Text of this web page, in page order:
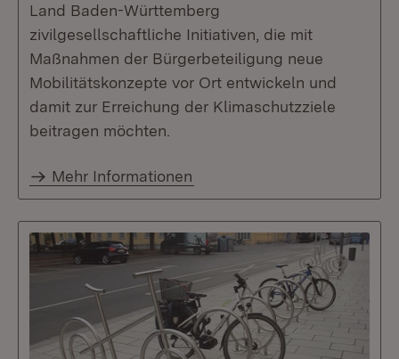
Land Baden-Württemberg
zivilgesellschaftliche Initiativen, die mit
Maßnahmen der Bürgerbeteiligung neue
Mobilitätskonzepte vor Ort entwickeln und
damit zur Erreichung der Klimaschutzziele
beitragen möchten.
Mehr Informationen